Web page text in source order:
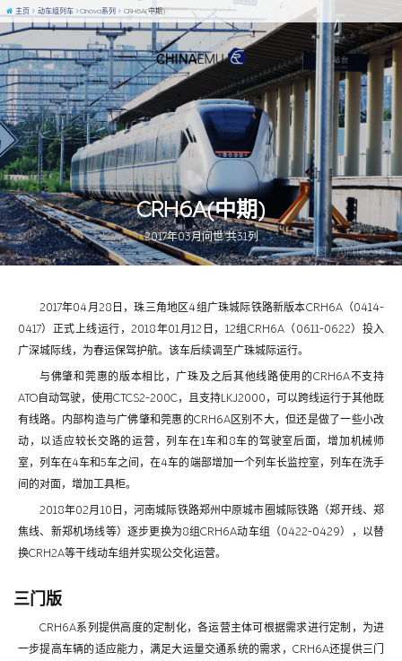
图 / Aiklld2364
CRH6A(中期)
2017年03月问世 共31列
主页 动车组列车 Cinova系列 CRH6A(中期)
2017年04月28日，珠三角地区4组广珠城际铁路新版本CRH6A（0414-
0417）正式上线运行，2018年01月12日，12组CRH6A（0611-0622）投入
广深城际线，为春运保驾护航。该车后续调至广珠城际运行。
与佛肇和莞惠的版本相比，广珠及之后其他线路使用的CRH6A不支持
ATO自动驾驶，使用CTCS2-200C，且支持LKJ2000，可以跨线运行于其他既
有线路。内部构造与广佛肇和莞惠的CRH6A区别不大，但还是做了一些小改
动，以适应较长交路的运营，列车在1车和8车的驾驶室后面，增加机械师
室，列车在4车和5车之间，在4车的端部增加一个列车长监控室，列车在洗手
间的对面，增加工具柜。
2018年02月10日，河南城际铁路郑州中原城市圈城际铁路（郑开线、郑
焦线、新郑机场线等）逐步更换为8组CRH6A动车组（0422-0429），以替
换CRH2A等干线动车组并实现公交化运营。
三门版
CRH6A系列提供高度的定制化，各运营主体可根据需求进行定制，为进
一步提高车辆的适应能力，满足大运量交通系统的需求，CRH6A还提供三门